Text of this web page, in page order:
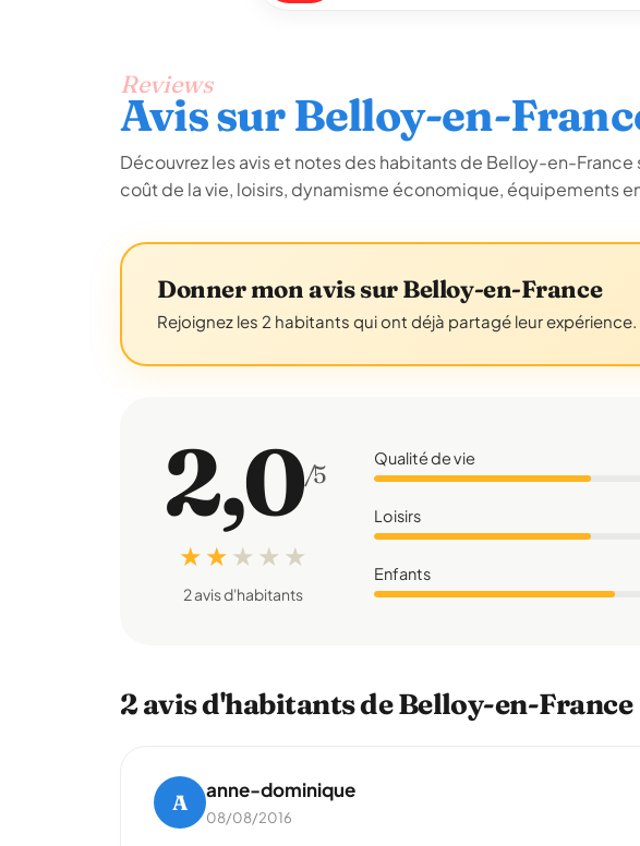
Reviews
Avis sur Belloy-en-
Découvrez les avis et notes des habitants de Belloy-en-France
coût de la vie, loisirs, dynamisme économique, équipements
Donner mon avis sur Belloy-en-France
Rejoignez les 2 habitants qui ont déjà partagé leur expérience.
2,0/5
★ ★ ★ ★ ★
2 avis d'habitants
Qualité de vie
Loisirs
Enfants
2 avis d'habitants de Belloy-en-France
A anne-dominique
08/08/2016